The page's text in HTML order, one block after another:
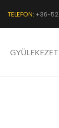
TELEFON: +36-